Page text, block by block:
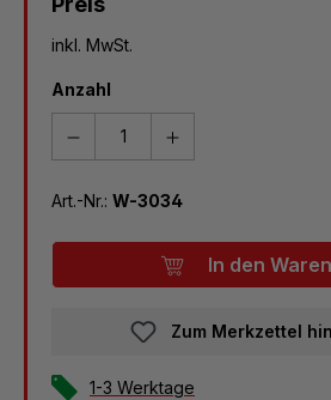
inkl. MwSt.
Anzahl
Art.-Nr.: W-3034
In den
Zum Merkzettel
1-3 Werktage